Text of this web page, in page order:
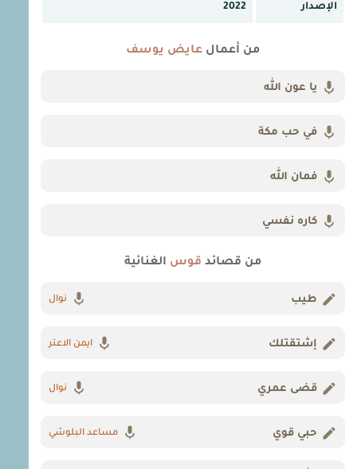
الإصدار 2022
من أعمالعايض يوسف
يا عون الله
في حب مكة
فمان الله
كاره نفسي
من قصائد قوس الغنائية
طيب نوال
إشتقتلك ايمن الاعتر
قضى عمري نوال
حبي قوي مساعد البلوشي